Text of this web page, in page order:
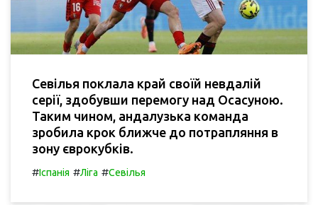
Севілья поклала край своїй невдалій
серії, здобувши перемогу над Осасуною.
Таким чином, андалузька команда
зробила крок ближче до потрапляння в
зону єврокубків.
#Іспанія #Ліга #Севілья